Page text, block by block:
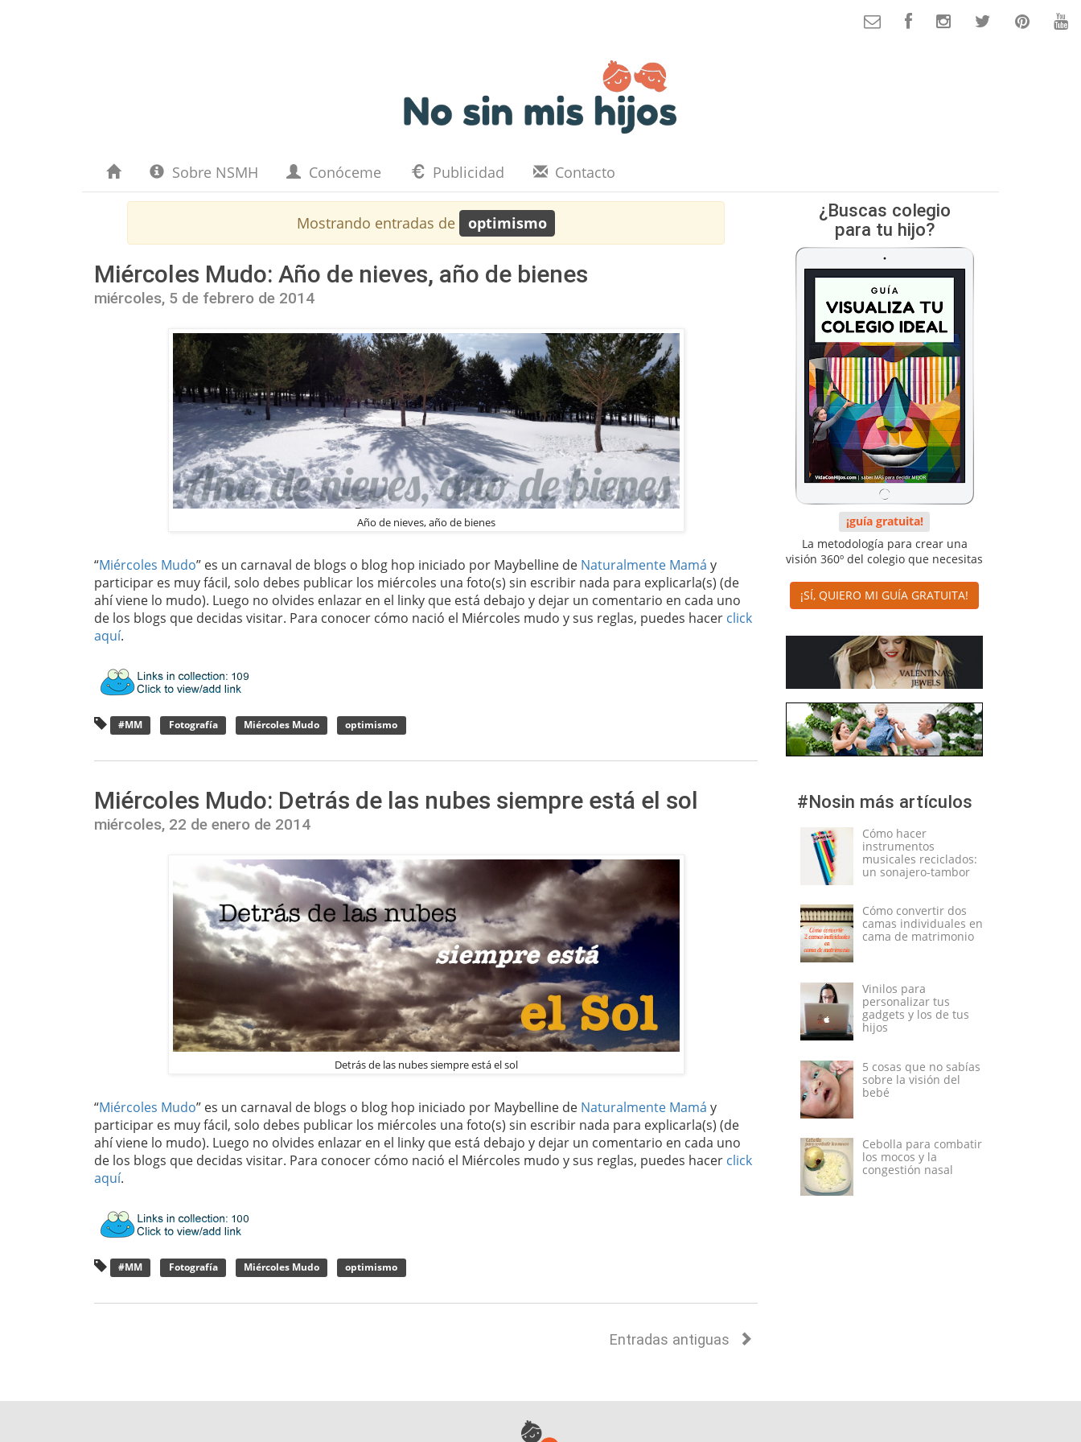
Sobre NSMH Conóceme Publicidad Contacto
Mostrando entradas de optimismo
Miércoles Mudo: Año de nieves, año de bienes
miércoles, 5 de febrero de 2014
Año de nieves, año de bienes
“Miércoles Mudo” es un carnaval de blogs o blog hop iniciado por Maybelline de Naturalmente Mamá y
participar es muy fácil, solo debes publicar los miércoles una foto(s) sin escribir nada para explicarla(s) (de
ahí viene lo mudo). Luego no olvides enlazar en el linky que está debajo y dejar un comentario en cada uno
de los blogs que decidas visitar. Para conocer cómo nació el Miércoles mudo y sus reglas, puedes hacer click
aquí.
#MM Fotografía Miércoles Mudo optimismo
Miércoles Mudo: Detrás de las nubes siempre está el sol
miércoles, 22 de enero de 2014
Detrás de las nubes siempre está el sol
“Miércoles Mudo” es un carnaval de blogs o blog hop iniciado por Maybelline de Naturalmente Mamá y
participar es muy fácil, solo debes publicar los miércoles una foto(s) sin escribir nada para explicarla(s) (de
ahí viene lo mudo). Luego no olvides enlazar en el linky que está debajo y dejar un comentario en cada uno
de los blogs que decidas visitar. Para conocer cómo nació el Miércoles mudo y sus reglas, puedes hacer click
aquí.
#MM Fotografía Miércoles Mudo optimismo
Entradas antiguas
¿Buscas colegio
para tu hijo?
¡guía gratuita!
La metodología para crear una
visión 360º del colegio que necesitas
¡SÍ, QUIERO MI GUÍA GRATUITA!
#Nosin más artículos
Cómo hacer
instrumentos
musicales reciclados:
un sonajero-tambor
Cómo convertir dos
camas individuales en
cama de matrimonio
Vinilos para
personalizar tus
gadgets y los de tus
hijos
5 cosas que no sabías
sobre la visión del
bebé
Cebolla para combatir
los mocos y la
congestión nasal